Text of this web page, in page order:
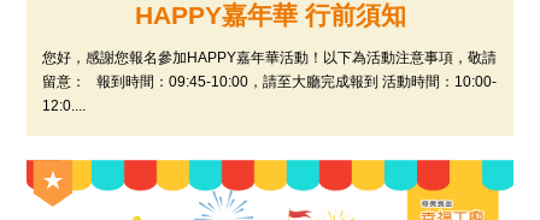
HAPPY嘉年華 行前須知
您好，感謝您報名參加HAPPY嘉年華活動！以下為活動注意事項，敬請
留意： 報到時間：09:45-10:00，請至大廳完成報到 活動時間：10:00-
12:0....